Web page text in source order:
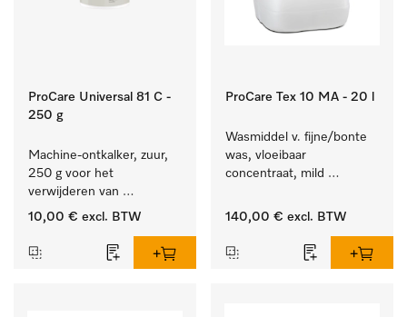
ProCare Universal 81 C -
250 g
Machine-ontkalker, zuur,
250 g voor het
verwijderen van
hardnekkige kalkaanslag.
10,00 € excl. BTW
ProCare Tex 10 MA - 20 l
Wasmiddel v. fijne/bonte
was, vloeibaar
concentraat, mild
reinigen van bonte was
140,00 € excl. BTW